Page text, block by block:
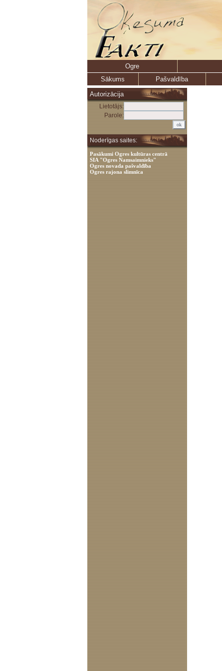
Ogre
Sākums
Pašvaldība
Autorizācija
Lietotājs:
Parole:
Noderīgas saites:
Pasākumi Ogres kultūras centrā
SIA "Ogres Namsaimnieks"
Ogres novada pašvaldība
Ogres rajona slimnīca